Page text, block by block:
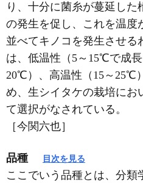
り、十分に菌糸が蔓延した
の発生を促し、これを温度
並べてキノコを発生させる
は、低温性（5～15℃で成
20℃）、高温性（15～25℃
め、生シイタケの栽培にお
て選択がなされている。
［今関六也］
品種 目次を見る
ここでいう品種とは、分類